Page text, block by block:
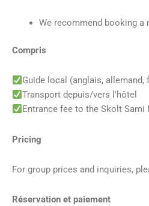
We recommend booking a
Compris
Guide local (anglais, allemand,
Transport depuis/vers l'hôtel
Entrance fee to the Skolt Sami
Pricing
For group prices and inquiries,
Réservation et paiement